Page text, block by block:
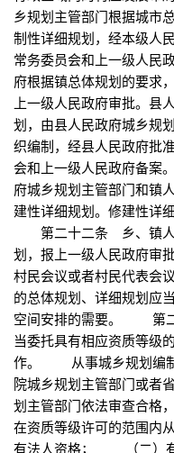
乡规划主管部门根据城市
制性详细规划，经本级人
常务委员会和上一级人
府根据镇总体规划的要求
上一级人民政府审批。县
划，由县人民政府城乡规
织编制，经县人民政府批
会和上一级人民政府备
府城乡规划主管部门和镇
建性详细规划。修建性详
第二十二条 乡、镇人
划，报上一级人民政府审
村民会议或者村民代表
的总体规划、详细规划应
空间安排的需要。 第
当委托具有相应资质等级
作。 从事城乡规划编制
院城乡规划主管部门或者
划主管部门依法审查合格
在资质等级许可的范围
有法人资格； （二）有